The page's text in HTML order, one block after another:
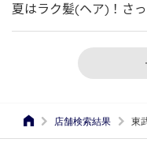
店舗検索結果 東
夏はラク髪(ヘア)！さ